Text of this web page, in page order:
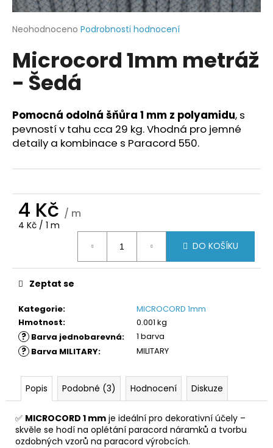
Průměrné
produktu
je
z
hvězdiček.
Neohodnoceno Podrobnosti hodnocení
Microcord 1mm metráž
- Šedá
Pomocná odolná šňůra 1 mm z polyamidu, s
pevností v tahu cca 29 kg. Vhodná pro jemné
detaily a kombinace s Paracord 550.
4 Kč / m
Měrná
4 Kč / 1 m
DO KOŠÍKU
Kategorie:
MICROCORD 1mm
Hmotnost: 0.001 kg
? Barva jednobarevná: 1 barva
? Barva MILITARY: MILITARY
Zeptat se
Popis Podobné (3) Hodnocení Diskuze
✅ MICROCORD 1 mm je ideální pro dekorativní účely –
skvěle se hodí na oplétání paracord náramků a tvorbu
ozdobných vzorů na paracord výrobcích.
a
j
t
?
HLEDAT
D
o
p
u
e
m
e